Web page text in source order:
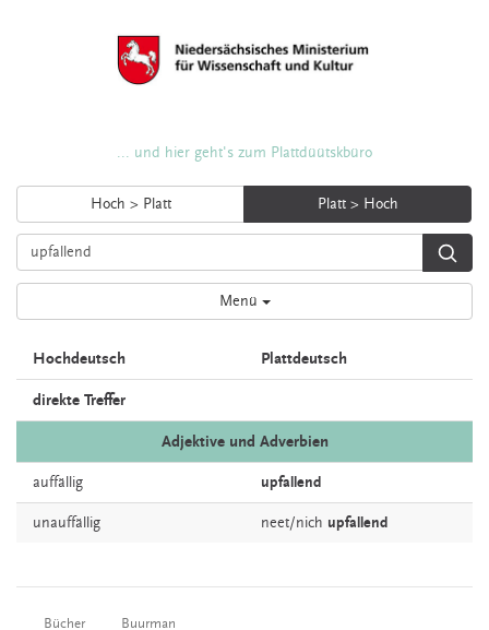
... und hier geht's zum Plattdüütskbüro
Hoch > Platt Platt > Hoch
Menü
Hochdeutsch Plattdeutsch
direkte Treffer
Adjektive und Adverbien
auffällig upfallend
unauffällig neet/nich upfallend
Bücher Buurman